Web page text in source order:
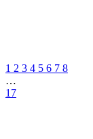
1 2 3 4 5 6 7 8
…
17